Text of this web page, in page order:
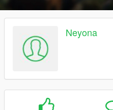
Neyona